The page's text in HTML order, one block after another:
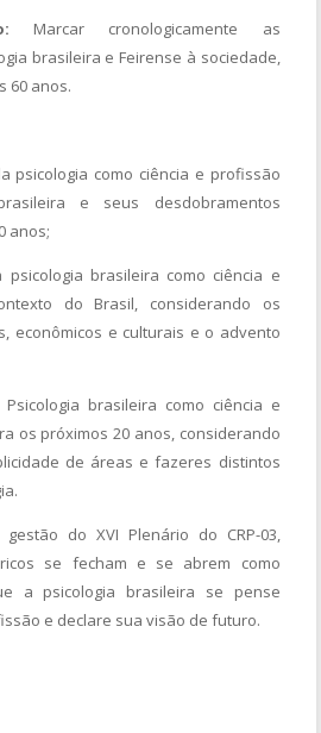
Marcar cronologicamente as
brasileira e Feirense à sociedade,
60 anos.
psicologia como ciência e profissão
e seus desdobramentos
anos;
brasileira como ciência e
do Brasil, considerando os
econômicos e culturais e o advento
brasileira como ciência e
os próximos 20 anos, considerando
de áreas e fazeres distintos
do XVI Plenário do CRP-03,
se fecham e se abrem como
a psicologia brasileira se pense
e declare sua visão de futuro.